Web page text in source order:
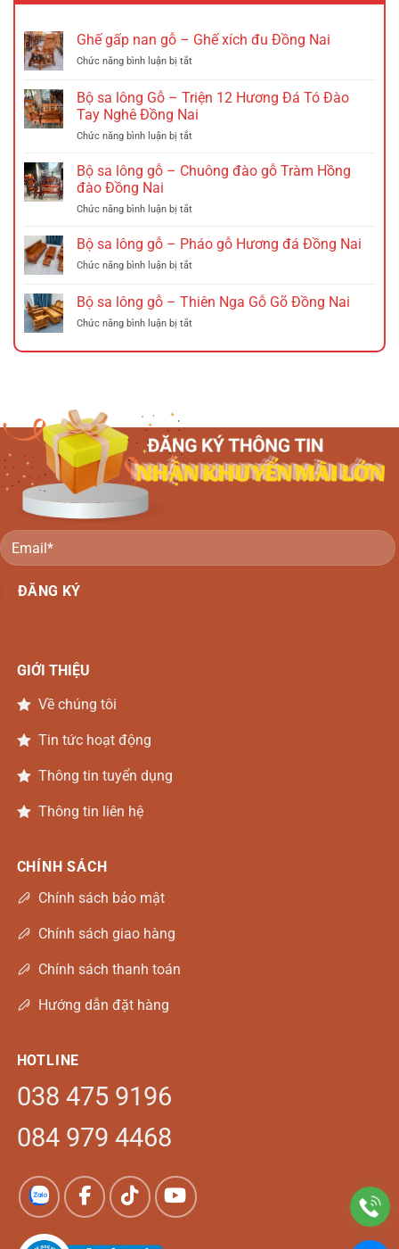
1.885.000 VND.
Ghế gấp nan gỗ – Ghế xích đu Đồng Nai
Chức năng bình luận bị tắtở
gấp
nan
gỗ
–
xích
Nai
Bộ sa lông Gỗ – Triện 12 Hương Đá Tó Đào
Tay Nghê Đồng Nai
Chức năng bình luận bị tắtở
sa
–
12
Đá
Đào
Bộ sa lông gỗ – Chuông đào gỗ Tràm Hồng
đào Đồng Nai
Chức năng bình luận bị tắtở
sa
gỗ
Chuông
gỗ
Bộ sa lông gỗ – Pháo gỗ Hương đá Đồng Nai
Chức năng bình luận bị tắtở
sa
lông
gỗ
Pháo
Nai
Bộ sa lông gỗ – Thiên Nga Gỗ Gõ Đồng Nai
Chức năng bình luận bị tắtở
sa
Nga
Gỗ
Đồng
GIỚI THIỆU
Về chúng tôi
Tin tức hoạt động
Thông tin tuyển dụng
Thông tin liên hệ
CHÍNH SÁCH
Chính sách bảo mật
Chính sách giao hàng
Chính sách thanh toán
Hướng dẫn đặt hàng
HOTLINE
038 475 9196
084 979 4468